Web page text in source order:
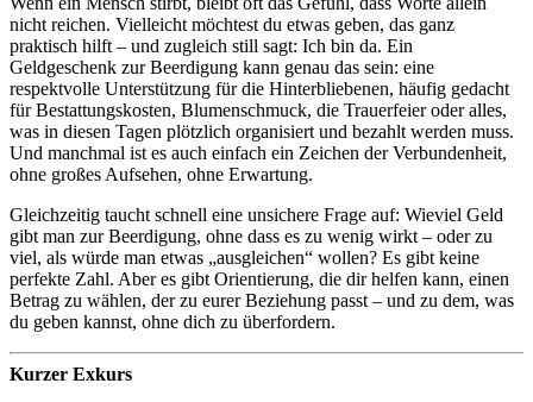
nicht reichen. Vielleicht möchtest du etwas geben, das ganz
praktisch hilft – und zugleich still sagt: Ich bin da. Ein
Geldgeschenk zur Beerdigung kann genau das sein: eine
respektvolle Unterstützung für die Hinterbliebenen, häufig gedacht
für Bestattungskosten, Blumenschmuck, die Trauerfeier oder alles,
was in diesen Tagen plötzlich organisiert und bezahlt werden muss.
Und manchmal ist es auch einfach ein Zeichen der Verbundenheit,
ohne großes Aufsehen, ohne Erwartung.
Gleichzeitig taucht schnell eine unsichere Frage auf: Wieviel Geld
gibt man zur Beerdigung, ohne dass es zu wenig wirkt – oder zu
viel, als würde man etwas „ausgleichen“ wollen? Es gibt keine
perfekte Zahl. Aber es gibt Orientierung, die dir helfen kann, einen
Betrag zu wählen, der zu eurer Beziehung passt – und zu dem, was
du geben kannst, ohne dich zu überfordern.
Kurzer Exkurs